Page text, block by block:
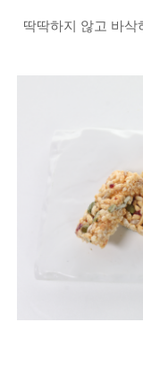
딱딱하지 않고 바삭